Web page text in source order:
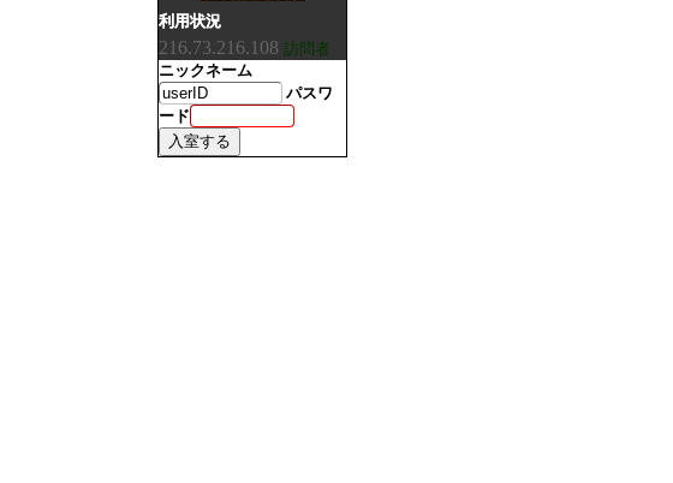
利用状況
216.73.216.108 訪問者
ニックネーム
パスワ
ード